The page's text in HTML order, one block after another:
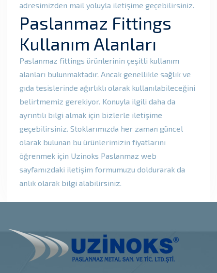
adresimizden mail yoluyla iletişime geçebilirsiniz.
Paslanmaz Fittings
Kullanım Alanları
Paslanmaz fittings ürünlerinin çeşitli kullanım
alanları bulunmaktadır. Ancak genellikle sağlık ve
gıda tesislerinde ağırlıklı olarak kullanılabileceğini
belirtmemiz gerekiyor. Konuyla ilgili daha da
ayrıntılı bilgi almak için bizlerle iletişime
geçebilirsiniz. Stoklarımızda her zaman güncel
olarak bulunan bu ürünlerimizin fiyatlarını
öğrenmek için Uzinoks Paslanmaz web
sayfamızdaki iletişim formumuzu doldurarak da
anlık olarak bilgi alabilirsiniz.